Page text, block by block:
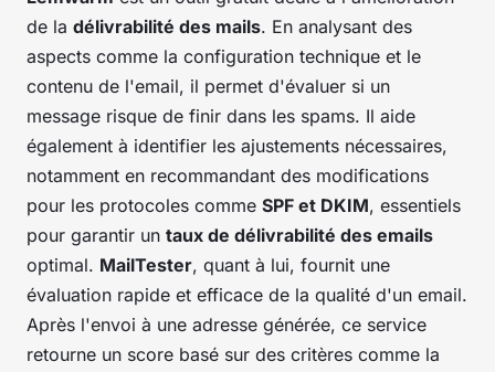
de la délivrabilité des mails. En analysant des
aspects comme la configuration technique et le
contenu de l'email, il permet d'évaluer si un
message risque de finir dans les spams. Il aide
également à identifier les ajustements nécessaires,
notamment en recommandant des modifications
pour les protocoles comme SPF et DKIM, essentiels
pour garantir un taux de délivrabilité des emails
optimal. MailTester, quant à lui, fournit une
évaluation rapide et efficace de la qualité d'un email.
Après l'envoi à une adresse générée, ce service
retourne un score basé sur des critères comme la